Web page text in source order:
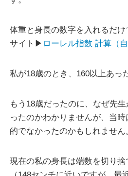
体重と身長の数字を入れるだ
サイト▶ ローレル指数 計算（
私が18歳のとき、160以上あっ
もう18歳だったのに、なぜ先
ったのかわかりませんが、当時
的でなかったのかもしれません
現在の私の身長は端数を切り捨